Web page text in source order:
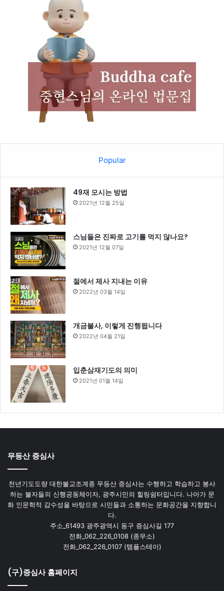
Popular
49재 모시는 방법
2021년 12월 25일
스님들은 진짜로 고기를 먹지 않나요?
2021년 12월 07일
절에서 제사 지내는 이유
2022년 03월 14일
개금불사, 이렇게 진행됩니다
2022년 04월 21일
입춘삼재기도의 의미
2021년 01월 14일
무등산 증심사
천년기도도량 대한불교조계종 무등산 증심사는 수행하고 학습하고 봉사
하는 불자들의 신행공동체이자, 광주시민의 힐링쉼터입니다. 나아가 문
화 인문학적 감수성을 바탕으로 시민들과 소통하는 문화공간을 지향합니
다.
주소_61493 광주광역시 동구 증심사길 177
전화_062_226_0108 (종무소)
전화_062_226_0107 (템플스테이)
(구)증심사 홈페이지